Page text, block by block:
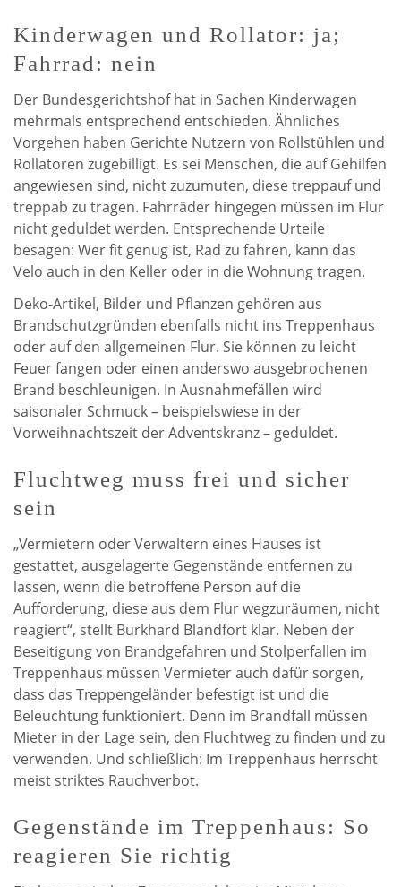
Kinderwagen und Rollator: ja;
Fahrrad: nein
Der Bundesgerichtshof hat in Sachen Kinderwagen
mehrmals entsprechend entschieden. Ähnliches
Vorgehen haben Gerichte Nutzern von Rollstühlen und
Rollatoren zugebilligt. Es sei Menschen, die auf Gehilfen
angewiesen sind, nicht zuzumuten, diese treppauf und
treppab zu tragen. Fahrräder hingegen müssen im Flur
nicht geduldet werden. Entsprechende Urteile
besagen: Wer fit genug ist, Rad zu fahren, kann das
Velo auch in den Keller oder in die Wohnung tragen.
Deko-Artikel, Bilder und Pflanzen gehören aus
Brandschutzgründen ebenfalls nicht ins Treppenhaus
oder auf den allgemeinen Flur. Sie können zu leicht
Feuer fangen oder einen anderswo ausgebrochenen
Brand beschleunigen. In Ausnahmefällen wird
saisonaler Schmuck – beispielswiese in der
Vorweihnachtszeit der Adventskranz – geduldet.
Fluchtweg muss frei und sicher
sein
„Vermietern oder Verwaltern eines Hauses ist
gestattet, ausgelagerte Gegenstände entfernen zu
lassen, wenn die betroffene Person auf die
Aufforderung, diese aus dem Flur wegzuräumen, nicht
reagiert“, stellt Burkhard Blandfort klar. Neben der
Beseitigung von Brandgefahren und Stolperfallen im
Treppenhaus müssen Vermieter auch dafür sorgen,
dass das Treppengeländer befestigt ist und die
Beleuchtung funktioniert. Denn im Brandfall müssen
Mieter in der Lage sein, den Fluchtweg zu finden und zu
verwenden. Und schließlich: Im Treppenhaus herrscht
meist striktes Rauchverbot.
Gegenstände im Treppenhaus: So
reagieren Sie richtig